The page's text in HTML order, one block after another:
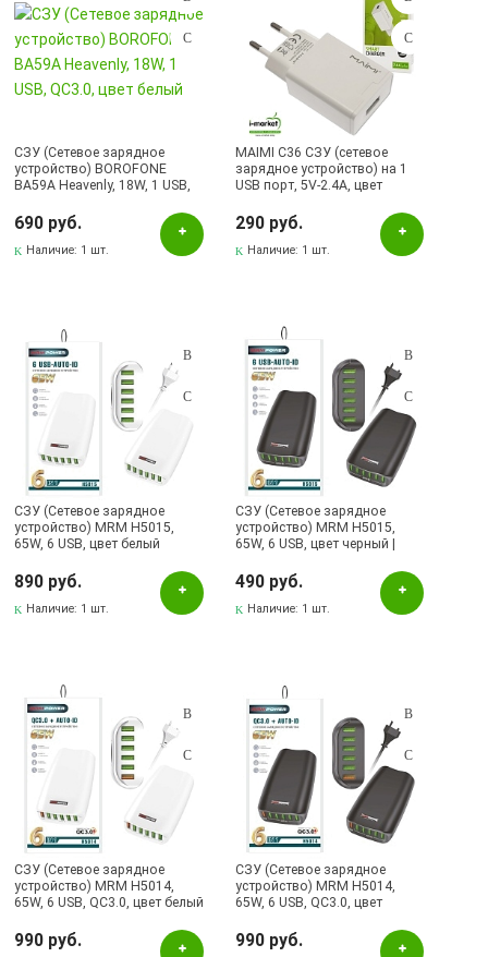
Бренд
BOROFONE
Pаспределительный центр
Альметьевск, ул.Ленина, 132, ТЦ ЛЕНТА
Бавлы, ул.Пионерская, 11
Бугульма, ул.Ленина, 145, ТЦ ЭССЕН
Бугульма, ул.М.Джалиля, 7, ЦУМ
Бугульма, ул.Советская, 82
Бугульма, ул.Тукая, 70
Лениногорск, ул.Вахитова, 5, (АВТОВОКЗАЛ)
Лениногорск, ул.Гафиатуллина, 9, (ЦЕНТР)
Лениногорск, ул.Кутузова, 9А, (БРИЗ)
Октябрьский, пр-кт Ленина, 59/1 (ВЕРБА)
СКЛАД Бугульма, ул.Гафиатуллина, 45
СЗУ (Сетевое зарядное
устройство) BOROFONE
BA59A Heavenly, 18W, 1 USB,
690 руб.
Наличие: 1 шт.
MAIMI C36 СЗУ (сетевое
зарядное устройство) на 1
USB порт, 5V-2.4A, цвет
290 руб.
Наличие: 1 шт.
СЗУ (Сетевое зарядное
устройство) MRM H5015,
65W, 6 USB, цвет белый
890 руб.
Наличие: 1 шт.
СЗУ (Сетевое зарядное
устройство) MRM H5015,
65W, 6 USB, цвет черный |
490 руб.
Наличие: 1 шт.
СЗУ (Сетевое зарядное
устройство) MRM H5014,
65W, 6 USB, QC3.0, цвет белый
990 руб.
СЗУ (Сетевое зарядное
устройство) MRM H5014,
65W, 6 USB, QC3.0, цвет
990 руб.